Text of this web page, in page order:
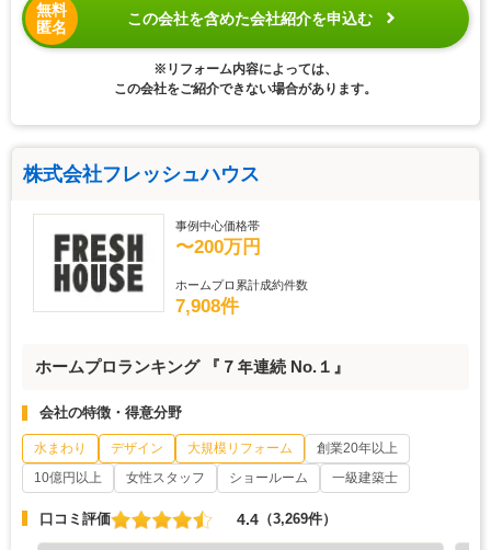
無料
匿名
この会社を含めた会社紹介を申込む
※リフォーム内容によっては、
この会社をご紹介できない場合があります。
株式会社フレッシュハウス
事例中心価格帯
〜200万円
ホームプロ累計成約件数
7,908件
ホームプロランキング 『７年連続 No.１』
会社の特徴・得意分野
水まわり デザイン 大規模リフォーム
創業20年以上
10億円以上
女性スタッフ ショールーム 一級建築士
口コミ評価 4.4 （3,269件）